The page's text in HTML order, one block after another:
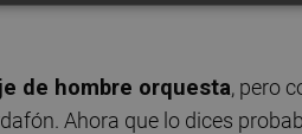
de hombre orquesta, pero
Ahora que lo dices